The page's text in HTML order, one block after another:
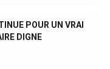
POUR UN VRAI
DIGNE